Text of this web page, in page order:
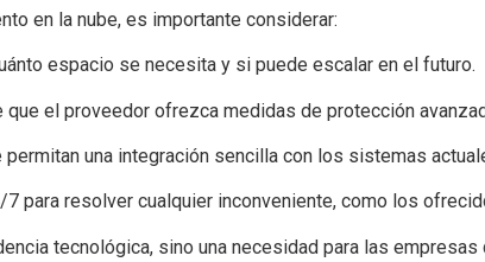
en la nube, es importante considerar:
espacio se necesita y si puede escalar en el futuro.
que el proveedor ofrezca medidas de protección
una integración sencilla con los sistemas
para resolver cualquier inconveniente, como los
tecnológica, sino una necesidad para las